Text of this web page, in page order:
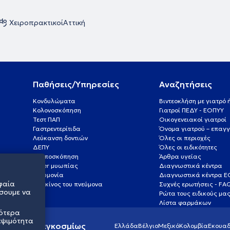
ΧειροπρακτικοίΑττική
Παθήσεις/Υπηρεσίες
Κονδυλώματα
Κολονοσκόπηση
Τεστ ΠΑΠ
Γαστρεντερίτιδα
Λεύκανση δοντιών
ΔΕΠΥ
Κολποσκόπηση
Laser μυωπίας
Πνευμονία
Καρκίνος του πνεύμονα
Αναζητήσεις
Βιντεοκλήση με
Γιατροί ΠΕΔΥ - ΕΟΠΥΥ
Οικογενειακοί γιατροί
Όνομα γιατρού –
Όλες οι περιοχές
Όλες οι ειδικότητες
Άρθρα υγείας
Διαγνωστικά κέντρα
Διαγνωστικά κέντρα
Συχνές ερωτήσεις -
Ρώτα τους ειδικούς
Λίστα φαρμάκων
υγείας παγκοσμίως ΕλλάδαΒέλγιοΜεξικόΚολομβία
να